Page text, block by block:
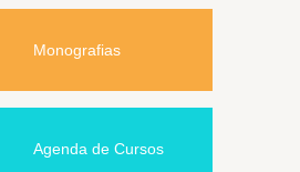
Monografias
Agenda de Cursos